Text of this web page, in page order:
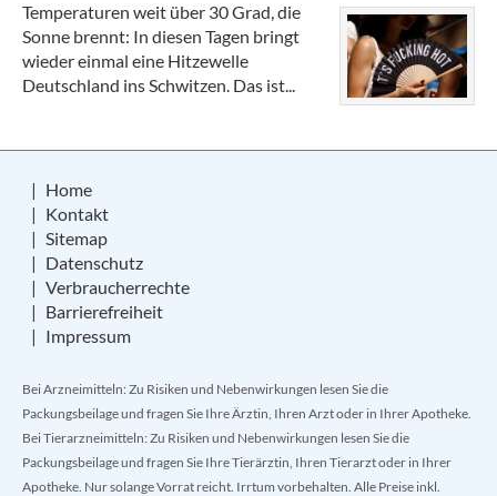
Temperaturen weit über 30 Grad, die
Sonne brennt: In diesen Tagen bringt
wieder einmal eine Hitzewelle
Deutschland ins Schwitzen. Das ist...
Home
Kontakt
Sitemap
Datenschutz
Verbraucherrechte
Barrierefreiheit
Impressum
Bei Arzneimitteln: Zu Risiken und Nebenwirkungen lesen Sie die
Packungsbeilage und fragen Sie Ihre Ärztin, Ihren Arzt oder in Ihrer Apotheke.
Bei Tierarzneimitteln: Zu Risiken und Nebenwirkungen lesen Sie die
Packungsbeilage und fragen Sie Ihre Tierärztin, Ihren Tierarzt oder in Ihrer
Apotheke. Nur solange Vorrat reicht. Irrtum vorbehalten. Alle Preise inkl.